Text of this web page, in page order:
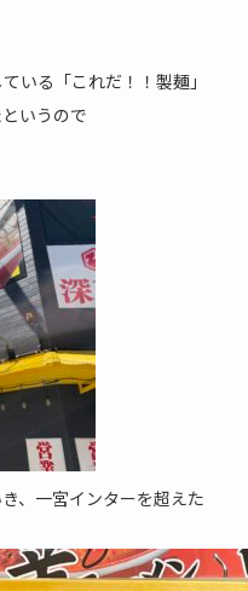
いる「これだ！！製麺」
いうので
、一宮インターを超えた